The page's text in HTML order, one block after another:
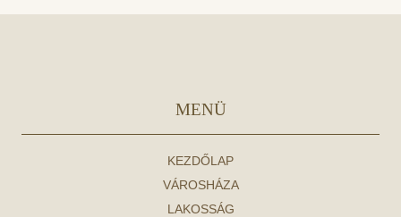
MENÜ
KEZDŐLAP
VÁROSHÁZA
LAKOSSÁG